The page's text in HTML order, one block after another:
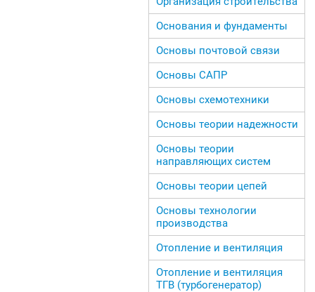
Основания и фундаменты
Основы почтовой связи
Основы САПР
Основы схемотехники
Основы теории надежности
Основы теории
направляющих систем
Основы теории цепей
Основы технологии
производства
Отопление и вентиляция
Отопление и вентиляция
ТГВ (турбогенератор)